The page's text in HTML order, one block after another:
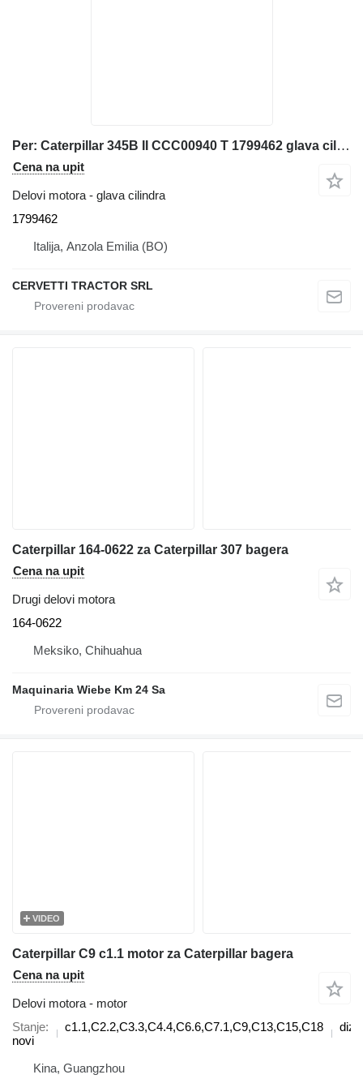
Per: Caterpillar 345B II CCC00940 T 1799462 glava cilindra za Caterpillar 345B II bagera
Cena na upit
Delovi motora - glava cilindra
1799462
Italija, Anzola Emilia (BO)
CERVETTI TRACTOR SRL
Caterpillar 164-0622 za Caterpillar 307 bagera
Cena na upit
Drugi delovi motora
164-0622
Meksiko, Chihuahua
Maquinaria Wiebe Km 24 Sa
VIDEO
Caterpillar C9 c1.1 motor za Caterpillar bagera
Cena na upit
Delovi motora - motor
Stanje
novi
c1.1,C2.2,C3.3,C4.4,C6.6,C7.1,C9,C13,C15,C18 dizel
Kina, Guangzhou